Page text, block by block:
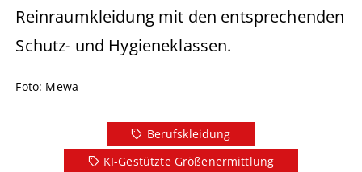
Reinraumkleidung mit den entsprechenden
Schutz- und Hygieneklassen.
Foto: Mewa
Berufskleidung
KI-Gestützte Größenermittlung